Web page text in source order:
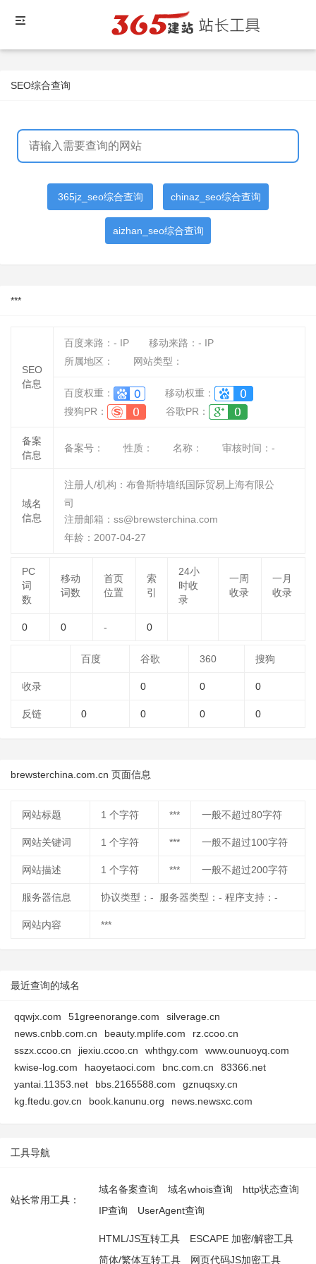
SEO综合查询
365jz_seo综合查询 chinaz_seo综合查询
aizhan_seo综合查询
***
SEO
信息
百度来路： - IP 移动来路： - IP
所属地区：
网站类型：
百度权重：
移动权重：
搜狗PR：
谷歌PR：
备案
信息
备案号： 性质： 名称： 审核时间： -
域名
信息
注册人/机构：布鲁斯特墙纸国际贸易上海有限公
司
注册邮箱：ss@brewsterchina.com
年龄：2007-04-27
PC
词
数
移动
词数
首页
位置
索
引
24小
时收
录
一周
收录
一月
收录
0 0 - 0
百度 谷歌 360 搜狗
收录 0 0 0
反链 0 0 0 0
brewsterchina.com.cn 页面信息
网站标题 1 个字符 *** 一般不超过80字符
网站关键词 1 个字符 *** 一般不超过100字符
网站描述 1 个字符 *** 一般不超过200字符
服务器信息 协议类型：- 服务器类型：- 程序支持：-
网站内容 ***
最近查询的域名
qqwjx.com 51greenorange.com
silverage.cn
news.cnbb.com.cn
beauty.mplife.com
rz.ccoo.cn
sszx.ccoo.cn
jiexiu.ccoo.cn whthgy.com
www.ounuoyq.com
kwise-log.com
haoyetaoci.com bnc.com.cn
83366.net
yantai.11353.net
bbs.2165588.com
gznuqsxy.cn
kg.ftedu.gov.cn
book.kanunu.org news.newsxc.com
工具导航
站长常用工具：
域名备案查询 域名whois查询
http状态查询
IP查询
UserAgent查询
HTML/JS互转工具
ESCAPE 加密/解密工具
简体/繁体互转工具
网页代码JS加密工具